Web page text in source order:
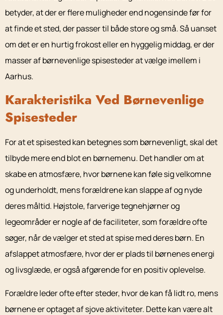
betyder, at der er flere muligheder end nogensinde før for
at finde et sted, der passer til både store og små. Så uanset
om det er en hurtig frokost eller en hyggelig middag, er der
masser af børnevenlige spisesteder at vælge imellem i
Aarhus.
Karakteristika Ved Børnevenlige
Spisesteder
For at et spisested kan betegnes som børnevenligt, skal det
tilbyde mere end blot en børnemenu. Det handler om at
skabe en atmosfære, hvor børnene kan føle sig velkomne
og underholdt, mens forældrene kan slappe af og nyde
deres måltid. Højstole, farverige tegnehjørner og
legeområder er nogle af de faciliteter, som forældre ofte
søger, når de vælger et sted at spise med deres børn. En
afslappet atmosfære, hvor der er plads til børnenes energi
og livsglæde, er også afgørende for en positiv oplevelse.
Forældre leder ofte efter steder, hvor de kan få lidt ro, mens
børnene er optaget af sjove aktiviteter. Dette kan være alt